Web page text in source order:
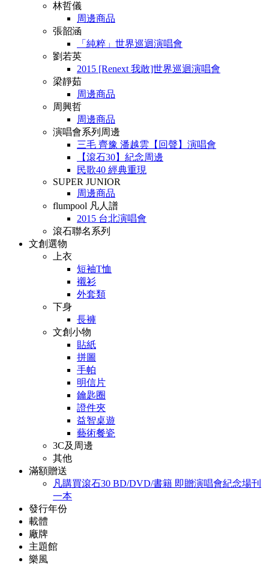
林哲儀
周邊商品
張韶涵
「純粹」世界巡迴演唱會
劉若英
2015 [Renext 我敢]世界巡迴演唱會
梁靜茹
周邊商品
周興哲
周邊商品
演唱會系列周邊
三毛 齊豫 潘越雲【回聲】演唱會
【滾石30】紀念周邊
民歌40 經典重現
SUPER JUNIOR
周邊商品
flumpool 凡人譜
2015 台北演唱會
滾石聯名系列
文創選物
上衣
短袖T恤
襯衫
外套類
下身
長褲
文創小物
貼紙
拼圖
手帕
明信片
鑰匙圈
證件夾
益智桌遊
藝術餐瓷
3C及周邊
其他
滿額贈送
凡購買滾石30 BD/DVD/書籍 即贈演唱會紀念場刊
一本
發行年份
載體
廠牌
主題館
樂風